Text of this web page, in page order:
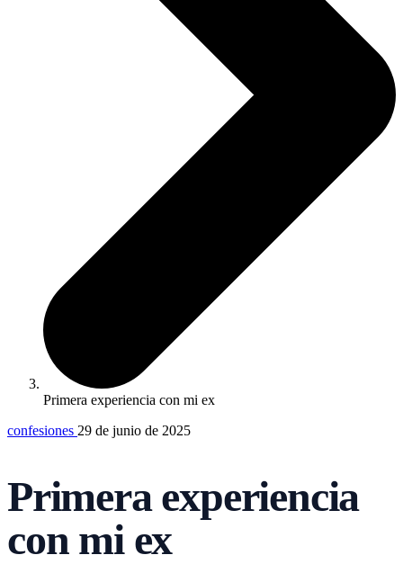
Primera experiencia con mi ex
confesiones 29 de junio de 2025
Primera experiencia
con mi ex